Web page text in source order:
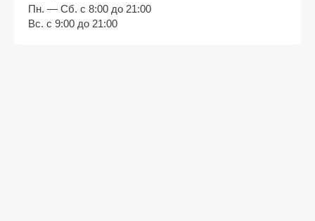
Пн. — Сб. с 8:00 до 21:00
Вс. с 9:00 до 21:00